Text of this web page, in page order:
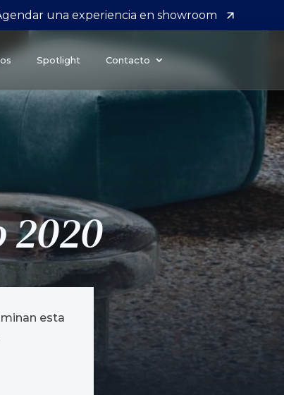
una experiencia en showroom
Spotlight Contacto
2020
esta